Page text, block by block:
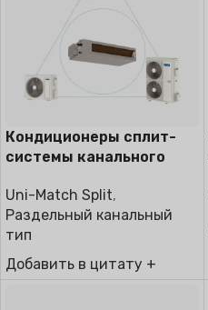
Кондиционеры сплит-
системы канального
Uni-Match Split,
Раздельный канальный
тип
Добавить в цитату +